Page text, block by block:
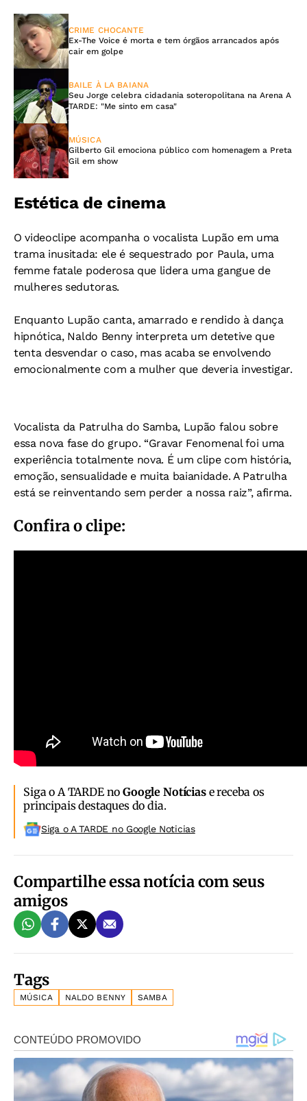
CRIME CHOCANTE
Ex-The Voice é morta e tem órgãos arrancados após
cair em golpe
BAILE À LA BAIANA
Seu Jorge celebra cidadania soteropolitana na Arena A
TARDE: "Me sinto em casa"
MÚSICA
Gilberto Gil emociona público com homenagem a Preta
Gil em show
Estética de cinema
O videoclipe acompanha o vocalista Lupão em uma
trama inusitada: ele é sequestrado por Paula, uma
femme fatale poderosa que lidera uma gangue de
mulheres sedutoras.
Enquanto Lupão canta, amarrado e rendido à dança
hipnótica, Naldo Benny interpreta um detetive que
tenta desvendar o caso, mas acaba se envolvendo
emocionalmente com a mulher que deveria investigar.
Vocalista da Patrulha do Samba, Lupão falou sobre
essa nova fase do grupo. “Gravar Fenomenal foi uma
experiência totalmente nova. É um clipe com história,
emoção, sensualidade e muita baianidade. A Patrulha
está se reinventando sem perder a nossa raiz”, afirma.
Confira o clipe:
Siga o A TARDE noGoogle Notíciase receba os
principais destaques do dia.
Siga o A TARDE no Google Noticias
Compartilhe essa notícia com seus
amigos
Tags
MÚSICA NALDO BENNY SAMBA